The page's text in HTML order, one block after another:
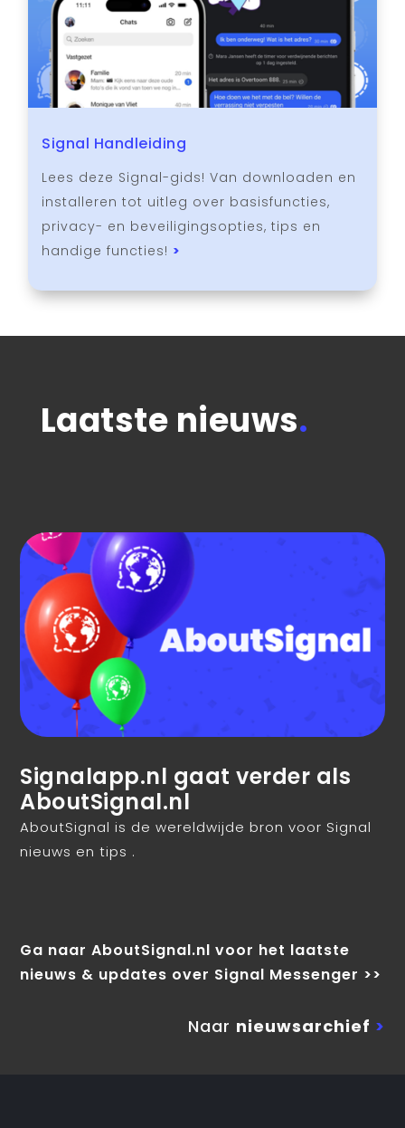
Signal Handleiding
Lees deze Signal-gids! Van downloaden en
installeren tot uitleg over basisfuncties,
privacy- en beveiligingsopties, tips en
handige functies! >
Laatste nieuws.
Signalapp.nl gaat verder als
AboutSignal.nl
AboutSignal is de wereldwijde bron voor Signal
nieuws en tips .
Ga naar AboutSignal.nl voor het laatste
nieuws & updates over Signal Messenger >>
Naar nieuwsarchief >